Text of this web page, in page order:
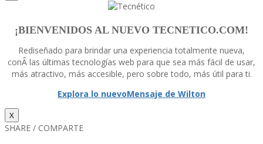
¡BIENVENIDOS AL NUEVO TECNETICO.COM!
Rediseñado para brindar una experiencia totalmente nueva,
conÂ las últimas tecnologí­as web para que sea más fácil de usar,
más atractivo, más accesible, pero sobre todo, más útil para ti.
Explora lo nuevoMensaje de Wilton
X
SHARE / COMPARTE